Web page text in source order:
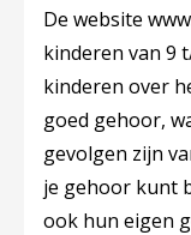
De website
kinderen van 9
kinderen over
goed gehoor,
gevolgen zijn
je gehoor kunt
ook hun eigen